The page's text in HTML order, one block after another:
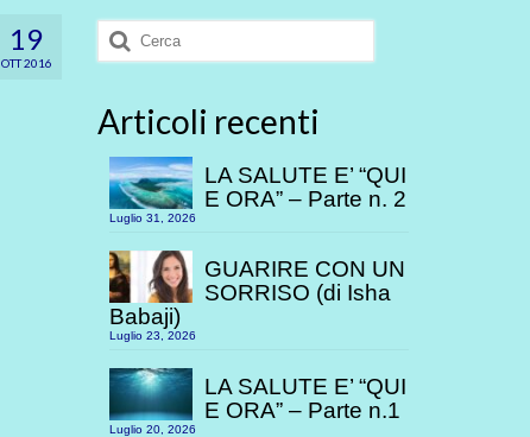
19
OTT 2016
Cerca:
Articoli recenti
LA SALUTE E’ “QUI
E ORA” – Parte n. 2
Luglio 31, 2026
GUARIRE CON UN
SORRISO (di Isha
Babaji)
Luglio 23, 2026
LA SALUTE E’ “QUI
E ORA” – Parte n.1
Luglio 20, 2026